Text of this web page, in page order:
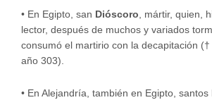
• En Egipto, san Dióscoro , mártir, quien,
lector, después de muchos y variados
consumó el martirio con la decapitación (†
año 303).
• En Alejandría, también en Egipto, santos